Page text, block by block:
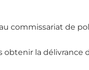
commissariat de
la délivrance